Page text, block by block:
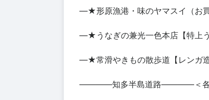
―★形原漁港・味のヤマスイ（
―★うなぎの兼光一色本店【特
―★常滑やきもの散歩道【レンガ
――――知多半島道路――――＜各